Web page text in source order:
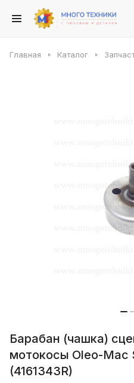
Главная Каталог
Барабан (чашка)
мотокосы Oleo-Mac
(4161343R)